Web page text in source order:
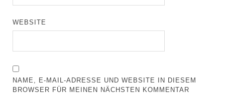
WEBSITE
NAME, E-MAIL-ADRESSE UND WEBSITE IN DIESEM
BROWSER FÜR MEINEN NÄCHSTEN KOMMENTAR